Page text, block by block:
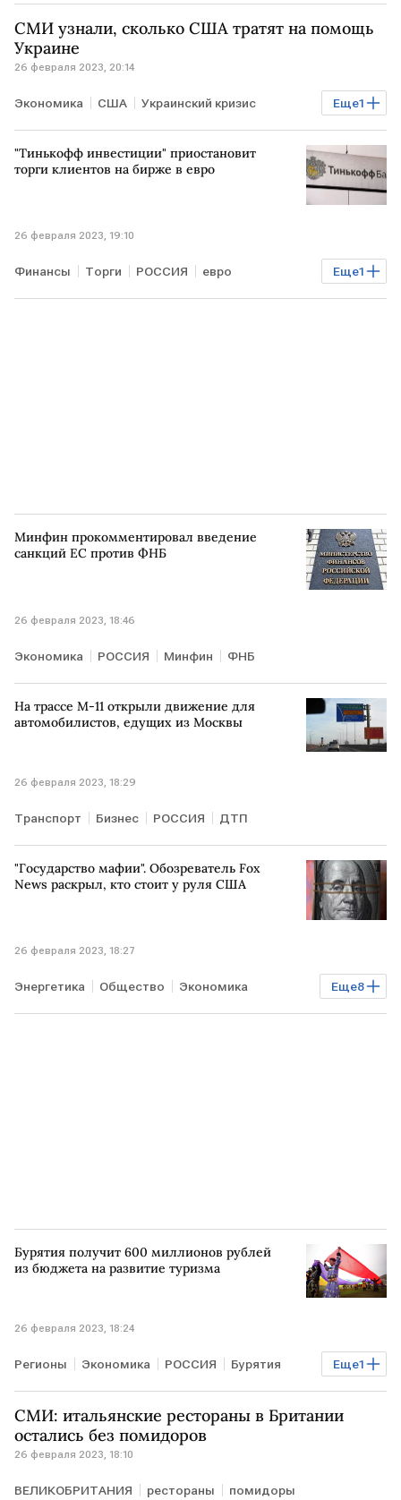
протесты
СМИ узнали, сколько США тратят на помощь
Украине
26 февраля 2023, 20:14
Еще1
Экономика США Украинский кризис
финансирование
"Тинькофф инвестиции" приостановит
торги клиентов на бирже в евро
26 февраля 2023, 19:10
Еще1
Финансы Торги РОССИЯ евро
Тинькофф Инвестиции
Минфин прокомментировал введение
санкций ЕС против ФНБ
26 февраля 2023, 18:46
Экономика РОССИЯ Минфин ФНБ
На трассе М-11 открыли движение для
автомобилистов, едущих из Москвы
26 февраля 2023, 18:29
Транспорт Бизнес РОССИЯ ДТП
"Государство мафии". Обозреватель Fox
News раскрыл, кто стоит у руля США
26 февраля 2023, 18:27
Еще8
Энергетика Общество Экономика
Мировая экономика геополитика УКРАИНА
Бурятия получит 600 миллионов рублей
из бюджета на развитие туризма
26 февраля 2023, 18:24
Еще1
Регионы Экономика РОССИЯ Бурятия
Туризм
СМИ: итальянские рестораны в Британии
остались без помидоров
26 февраля 2023, 18:10
ВЕЛИКОБРИТАНИЯ рестораны помидоры